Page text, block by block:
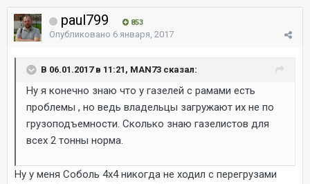
paul799 853
Опубликовано 6 января, 2017
В 06.01.2017 в 11:21, MAN73 сказал:
Ну я конечно знаю что у газелей с рамами есть
проблемы , но ведь владельцы загружают их не по
грузоподъемности. Сколько знаю газелистов для
всех 2 тонны норма.
Ну у меня Соболь 4х4 никогда не ходил с перегрузами